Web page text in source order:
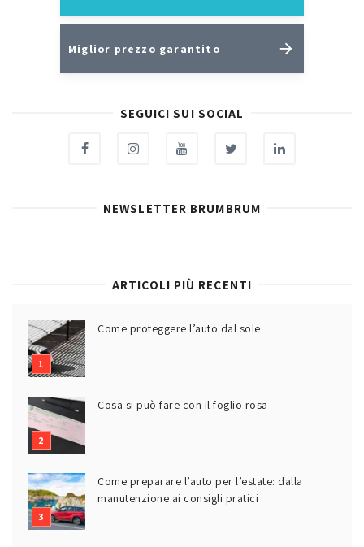
Miglior prezzo garantito
SEGUICI SUI SOCIAL
NEWSLETTER BRUMBRUM
ARTICOLI PIÙ RECENTI
Come proteggere l’auto dal sole
Cosa si può fare con il foglio rosa
Come preparare l’auto per l’estate: dalla
manutenzione ai consigli pratici